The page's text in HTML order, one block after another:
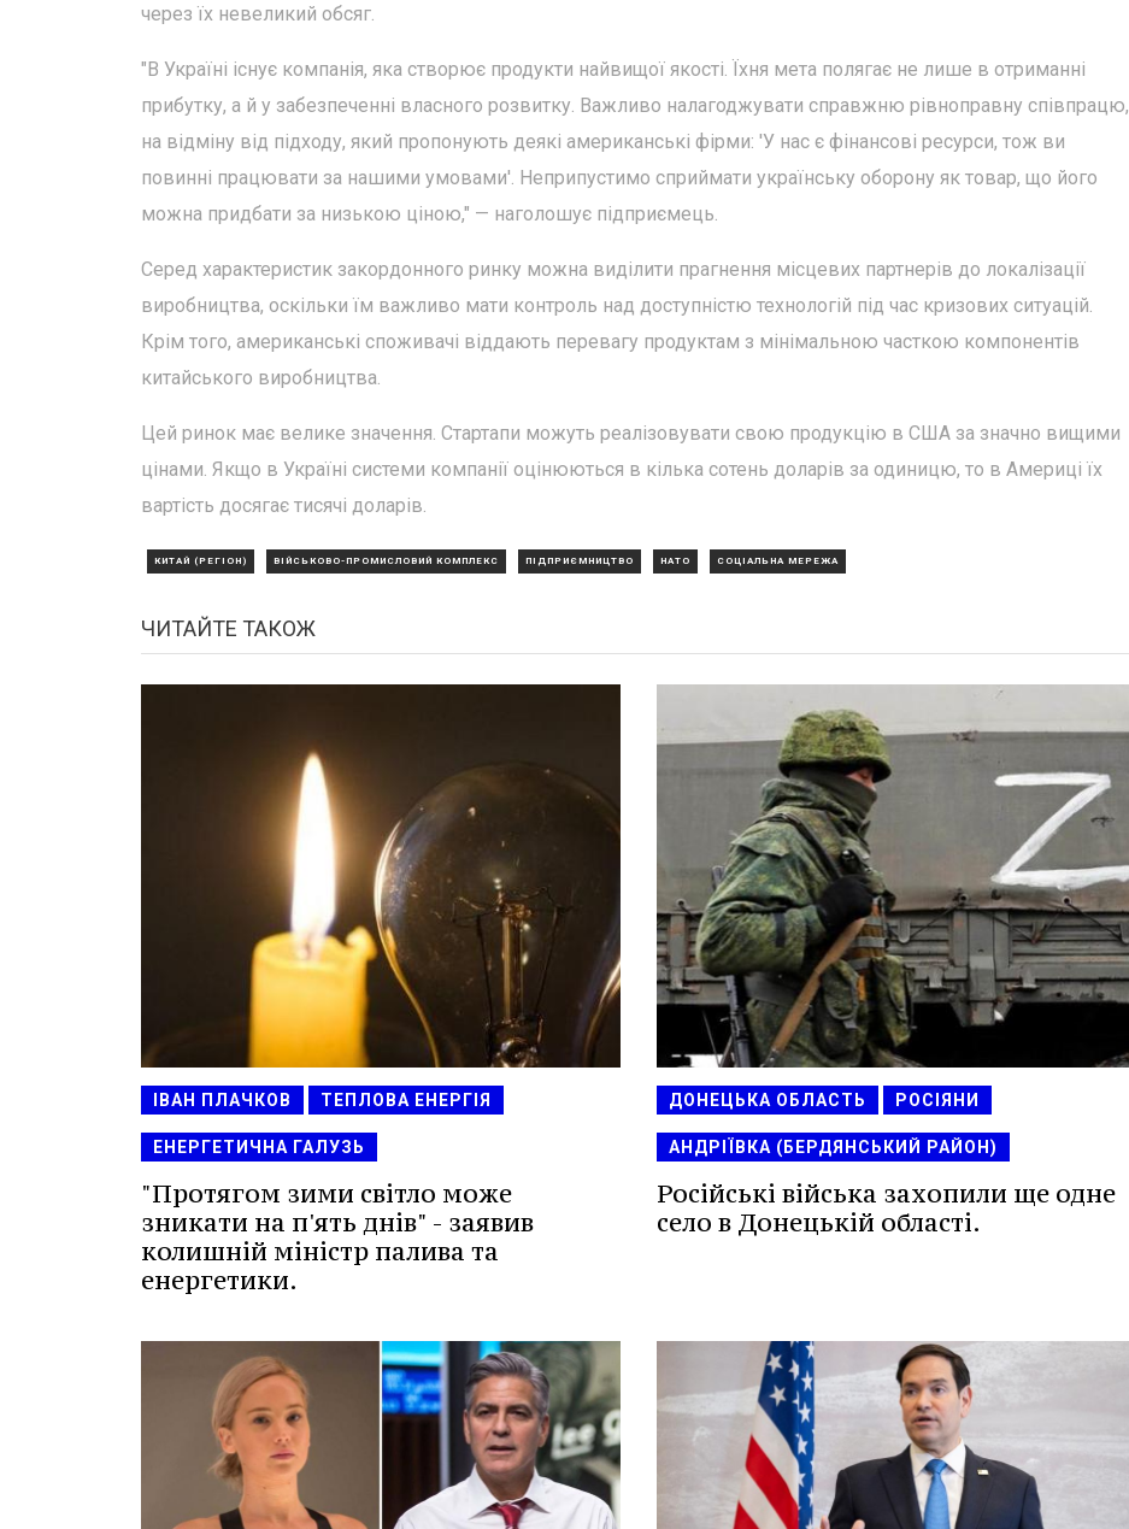
через їх невеликий обсяг.
"В Україні існує компанія, яка створює продукти найвищої якості. Їхня мета полягає не лише в отриманні
прибутку, а й у забезпеченні власного розвитку. Важливо налагоджувати справжню рівноправну співпрацю,
на відміну від підходу, який пропонують деякі американські фірми: 'У нас є фінансові ресурси, тож ви
повинні працювати за нашими умовами'. Неприпустимо сприймати українську оборону як товар, що його
можна придбати за низькою ціною," — наголошує підприємець.
Серед характеристик закордонного ринку можна виділити прагнення місцевих партнерів до локалізації
виробництва, оскільки їм важливо мати контроль над доступністю технологій під час кризових ситуацій.
Крім того, американські споживачі віддають перевагу продуктам з мінімальною часткою компонентів
китайського виробництва.
Цей ринок має велике значення. Стартапи можуть реалізовувати свою продукцію в США за значно вищими
цінами. Якщо в Україні системи компанії оцінюються в кілька сотень доларів за одиницю, то в Америці їх
вартість досягає тисячі доларів.
КИТАЙ (РЕГІОН) ВІЙСЬКОВО-ПРОМИСЛОВИЙ КОМПЛЕКС ПІДПРИЄМНИЦТВО НАТО СОЦІАЛЬНА МЕРЕЖА
ЧИТАЙТЕ ТАКОЖ
ІВАН ПЛАЧКОВ ТЕПЛОВА ЕНЕРГІЯ
ЕНЕРГЕТИЧНА ГАЛУЗЬ
"Протягом зими світло може
зникати на п'ять днів" - заявив
колишній міністр палива та
енергетики.
ДОНЕЦЬКА ОБЛАСТЬ РОСІЯНИ
АНДРІЇВКА (БЕРДЯНСЬКИЙ РАЙОН)
Російські війська захопили ще одне
село в Донецькій області.